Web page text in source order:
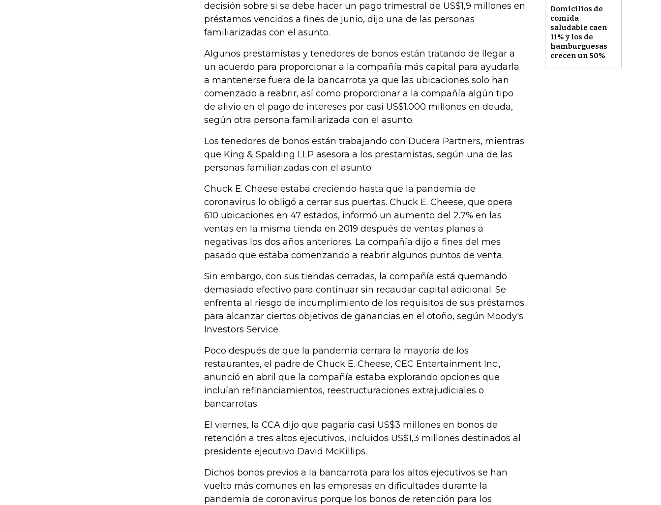
Domicilios de
comida
saludable caen
11% y los de
hamburguesas
crecen un 50%
decisión sobre si se debe hacer un pago trimestral de US$1,9 millones en
préstamos vencidos a fines de junio, dijo una de las personas
familiarizadas con el asunto.
Algunos prestamistas y tenedores de bonos están tratando de llegar a
un acuerdo para proporcionar a la compañía más capital para ayudarla
a mantenerse fuera de la bancarrota ya que las ubicaciones solo han
comenzado a reabrir, así como proporcionar a la compañía algún tipo
de alivio en el pago de intereses por casi US$1.000 millones en deuda,
según otra persona familiarizada con el asunto.
Los tenedores de bonos están trabajando con Ducera Partners, mientras
que King & Spalding LLP asesora a los prestamistas, según una de las
personas familiarizadas con el asunto.
Chuck E. Cheese estaba creciendo hasta que la pandemia de
coronavirus lo obligó a cerrar sus puertas. Chuck E. Cheese, que opera
610 ubicaciones en 47 estados, informó un aumento del 2.7% en las
ventas en la misma tienda en 2019 después de ventas planas a
negativas los dos años anteriores. La compañía dijo a fines del mes
pasado que estaba comenzando a reabrir algunos puntos de venta.
Sin embargo, con sus tiendas cerradas, la compañía está quemando
demasiado efectivo para continuar sin recaudar capital adicional. Se
enfrenta al riesgo de incumplimiento de los requisitos de sus préstamos
para alcanzar ciertos objetivos de ganancias en el otoño, según Moody's
Investors Service.
Poco después de que la pandemia cerrara la mayoría de los
restaurantes, el padre de Chuck E. Cheese, CEC Entertainment Inc.,
anunció en abril que la compañía estaba explorando opciones que
incluían refinanciamientos, reestructuraciones extrajudiciales o
bancarrotas.
El viernes, la CCA dijo que pagaría casi US$3 millones en bonos de
retención a tres altos ejecutivos, incluidos US$1,3 millones destinados al
presidente ejecutivo David McKillips.
Dichos bonos previos a la bancarrota para los altos ejecutivos se han
vuelto más comunes en las empresas en dificultades durante la
pandemia de coronavirus porque los bonos de retención para los